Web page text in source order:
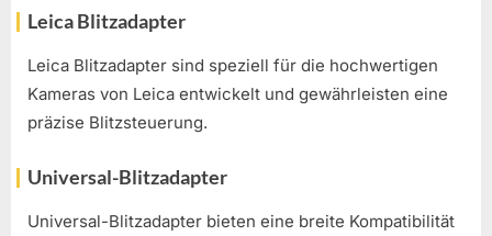
Leica Blitzadapter
Leica Blitzadapter sind speziell für die hochwertigen
Kameras von Leica entwickelt und gewährleisten eine
präzise Blitzsteuerung.
Universal-Blitzadapter
Universal-Blitzadapter bieten eine breite Kompatibilität